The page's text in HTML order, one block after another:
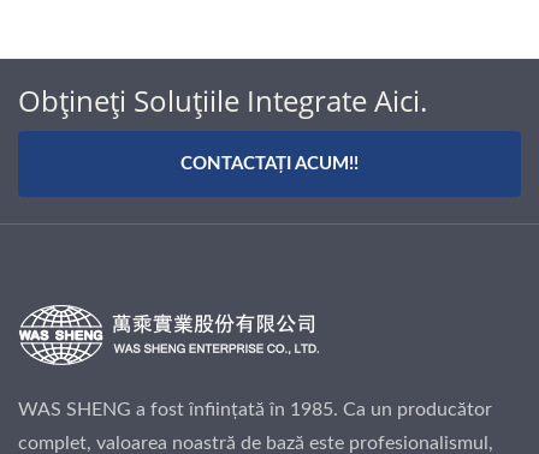
Obțineți Soluțiile Integrate Aici.
CONTACTAȚI ACUM!!
WAS SHENG a fost înființată în 1985. Ca un producător
complet, valoarea noastră de bază este profesionalismul,